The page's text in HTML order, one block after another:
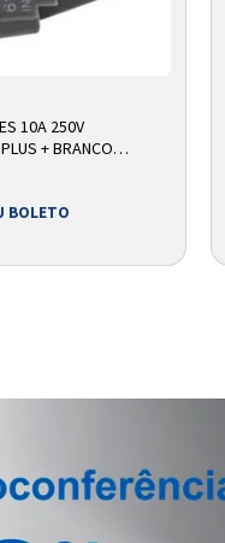
SACOLA
10A 250V
+ BRANCO
BOLETO